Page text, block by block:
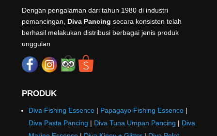
Dengan pengalaman dari tahun 1980 di industri
pemancingan, Diva Pancing secara konsisten telah
berhasil melakukan distribusi berbagai jenis produk
unggulan
PRODUK
Diva Fishing Essence| Papagayo Fishing Essence|
Diva Pasta Pancing | Diva Tuna Umpan Pancing | Diva